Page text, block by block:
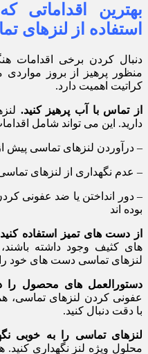
بهترین اقداماتی
استفاده از لنزهای
دنبال کردن برخی اقدامات
منظور پرهیز از بروز مواردی
کراتیت اهمیت دارد.
از تماس با آب پرهیز کنید.
دارید. این می تواند شامل
– درآوردن لنزهای تماسی پیش
– عدم نگهداری از لنزهای
– دور انداختن یا ضد عفونی
بوده اند
از دست های تمیز استفاده
های کثیف وجود داشته
لنزهای تماسی دست های خود را
دستورالعمل های محصول را
عفونی کردن لنزهای تماسی،
با دقت دنبال کنید.
لنزهای تماسی را به خوبی
محلول ویژه لنز نگهداری کنید.